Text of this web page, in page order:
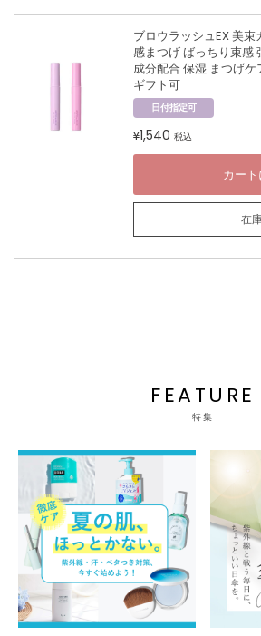
ブロウラッシュEX 美
感まつげ ばっちり束感
成分配合 保湿 まつげ
ギフト可
日付指定可
¥1,540 税込
カー
在
FEATURE
特集